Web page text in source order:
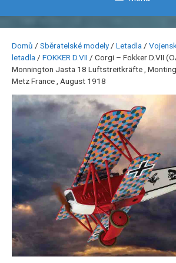
Domů / Sběratelské modely / Letadla /
letadla / FOKKER D.VII / Corgi – Fokker D.VII
Monnington Jasta 18 Luftstreitkräfte ,
Metz France , August 1918